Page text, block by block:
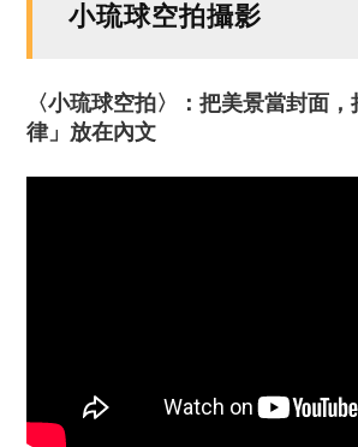
小琉球空拍攝影
〈小琉球空拍〉：把美景當封面
律」放在內文